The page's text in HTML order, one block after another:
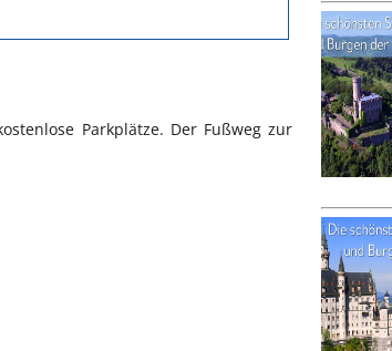
Parkplätze. Der Fußweg zur